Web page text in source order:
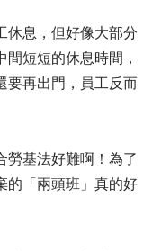
休息，但好像大部分
短短的休息時間，
要再出門，員工反而
勞基法好難啊！為了
的「兩頭班」真的好